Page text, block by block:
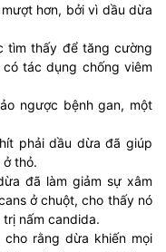
hơn, bởi vì dầu dừa
tìm thấy để tăng cường
tác dụng chống viêm
ngược bệnh gan, một
phải dầu dừa đã giúp
thỏ.
đã làm giảm sự xâm
ở chuột, cho thấy nó
nấm candida.
cho rằng dừa khiến mọi